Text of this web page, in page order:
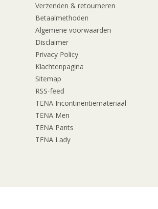
Verzenden & retourneren
Betaalmethoden
Algemene voorwaarden
Disclaimer
Privacy Policy
Klachtenpagina
Sitemap
RSS-feed
TENA Incontinentiemateriaal
TENA Men
TENA Pants
TENA Lady